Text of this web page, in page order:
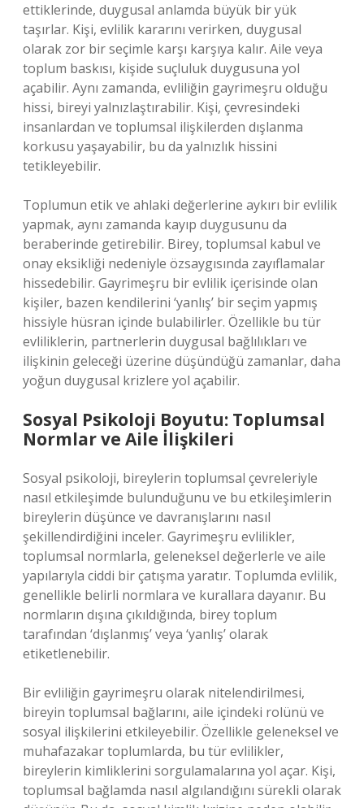
ettiklerinde, duygusal anlamda büyük bir yük
taşırlar. Kişi, evlilik kararını verirken, duygusal
olarak zor bir seçimle karşı karşıya kalır. Aile veya
toplum baskısı, kişide suçluluk duygusuna yol
açabilir. Aynı zamanda, evliliğin gayrimeşru olduğu
hissi, bireyi yalnızlaştırabilir. Kişi, çevresindeki
insanlardan ve toplumsal ilişkilerden dışlanma
korkusu yaşayabilir, bu da yalnızlık hissini
tetikleyebilir.
Toplumun etik ve ahlaki değerlerine aykırı bir evlilik
yapmak, aynı zamanda kayıp duygusunu da
beraberinde getirebilir. Birey, toplumsal kabul ve
onay eksikliği nedeniyle özsaygısında zayıflamalar
hissedebilir. Gayrimeşru bir evlilik içerisinde olan
kişiler, bazen kendilerini ‘yanlış’ bir seçim yapmış
hissiyle hüsran içinde bulabilirler. Özellikle bu tür
evliliklerin, partnerlerin duygusal bağlılıkları ve
ilişkinin geleceği üzerine düşündüğü zamanlar, daha
yoğun duygusal krizlere yol açabilir.
Sosyal Psikoloji Boyutu: Toplumsal
Normlar ve Aile İlişkileri
Sosyal psikoloji, bireylerin toplumsal çevreleriyle
nasıl etkileşimde bulunduğunu ve bu etkileşimlerin
bireylerin düşünce ve davranışlarını nasıl
şekillendirdiğini inceler. Gayrimeşru evlilikler,
toplumsal normlarla, geleneksel değerlerle ve aile
yapılarıyla ciddi bir çatışma yaratır. Toplumda evlilik,
genellikle belirli normlara ve kurallara dayanır. Bu
normların dışına çıkıldığında, birey toplum
tarafından ‘dışlanmış’ veya ‘yanlış’ olarak
etiketlenebilir.
Bir evliliğin gayrimeşru olarak nitelendirilmesi,
bireyin toplumsal bağlarını, aile içindeki rolünü ve
sosyal ilişkilerini etkileyebilir. Özellikle geleneksel ve
muhafazakar toplumlarda, bu tür evlilikler,
bireylerin kimliklerini sorgulamalarına yol açar. Kişi,
toplumsal bağlamda nasıl algılandığını sürekli olarak